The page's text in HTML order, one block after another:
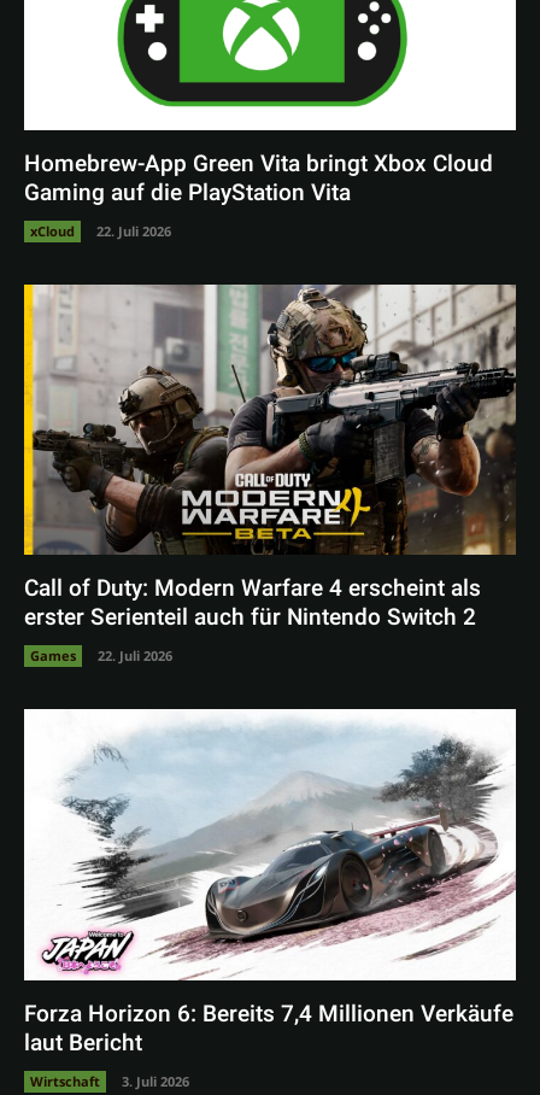
Homebrew-App Green Vita bringt Xbox Cloud
Gaming auf die PlayStation Vita
xCloud 22. Juli 2026
Call of Duty: Modern Warfare 4 erscheint als
erster Serienteil auch für Nintendo Switch 2
Games 22. Juli 2026
Forza Horizon 6: Bereits 7,4 Millionen Verkäufe
laut Bericht
Wirtschaft 3. Juli 2026